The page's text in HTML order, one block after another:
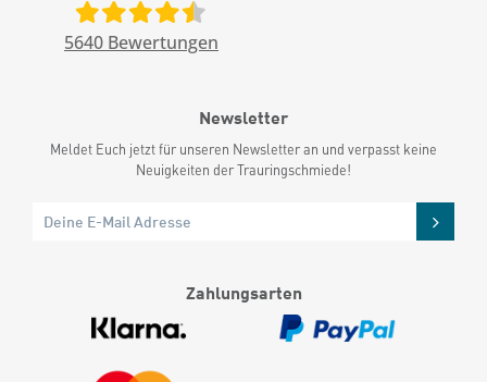
5640 Bewertungen
Newsletter
Meldet Euch jetzt für unseren Newsletter an und verpasst keine
Neuigkeiten der Trauringschmiede!
Zahlungsarten